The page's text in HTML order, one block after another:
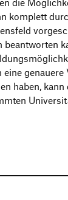
die
komplett
beantworten
eine
haben,